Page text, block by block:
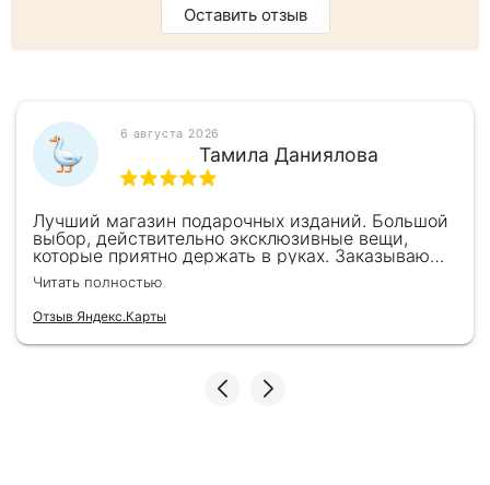
Оставить отзыв
6 августа 2026
Тамила Даниялова
Лучший магазин подарочных изданий. Большой
выбор, действительно эксклюзивные вещи,
которые приятно держать в руках. Заказываю
здесь уже второй раз для бизнес-партнеров,
всегда всё безупречно — от общения с
консультантами до качества самих книг.
Однозначно рекомендую
Читать полностью
Отзыв Яндекс.Карты